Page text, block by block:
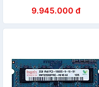
chính hãng9.945.000 đ